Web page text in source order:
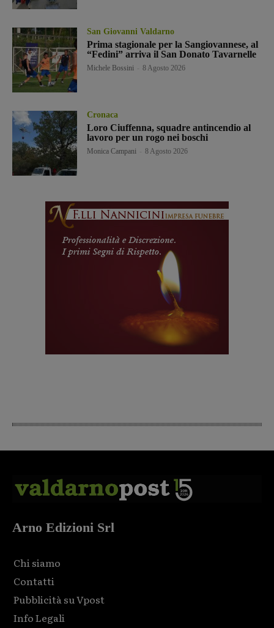
San Giovanni Valdarno
Prima stagionale per la Sangiovannese, al
“Fedini” arriva il San Donato Tavarnelle
Michele Bossini 8 Agosto 2026
Cronaca
Loro Ciuffenna, squadre antincendio al
lavoro per un rogo nei boschi
Monica Campani 8 Agosto 2026
Arno Edizioni Srl
Chi siamo
Contatti
Pubblicità su Vpost
Info Legali